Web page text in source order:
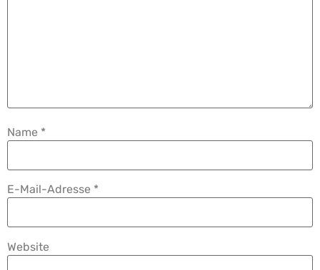
Name *
E-Mail-Adresse *
Website